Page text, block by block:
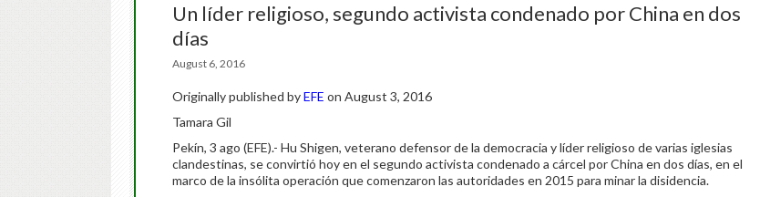
Un líder religioso, segundo activista condenado por China en dos
días
August 6, 2016
Originally published byEFE on August 3, 2016
Tamara Gil
Pekín, 3 ago (EFE).- Hu Shigen, veterano defensor de la democracia y líder religioso de varias iglesias
clandestinas, se convirtió hoy en el segundo activista condenado a cárcel por China en dos días, en el
marco de la insólita operación que comenzaron las autoridades en 2015 para minar la disidencia.